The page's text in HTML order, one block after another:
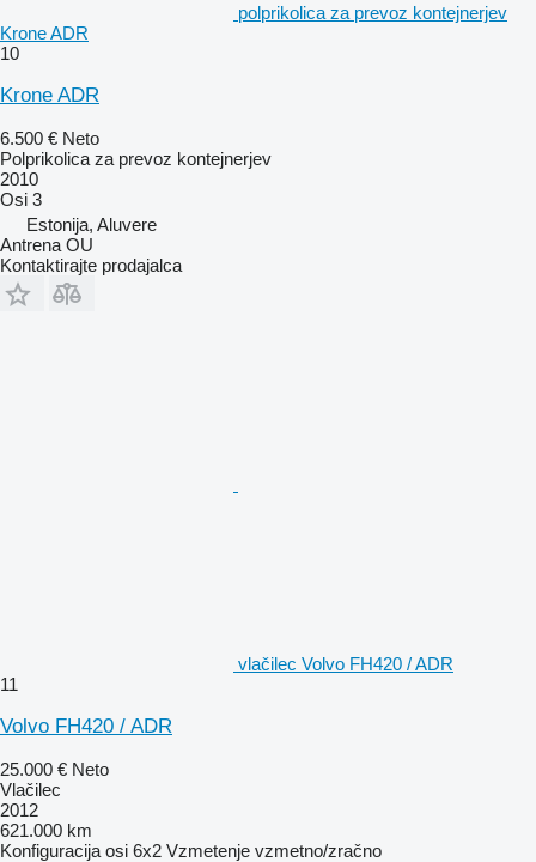
polprikolica za prevoz kontejnerjev
Krone ADR
10
Krone ADR
6.500 € Neto
Polprikolica za prevoz kontejnerjev
2010
Osi 3
Estonija, Aluvere
Antrena OU
Kontaktirajte prodajalca
vlačilec Volvo FH420 / ADR
11
Volvo FH420 / ADR
25.000 € Neto
Vlačilec
2012
621.000 km
Konfiguracija osi 6x2 Vzmetenje vzmetno/zračno